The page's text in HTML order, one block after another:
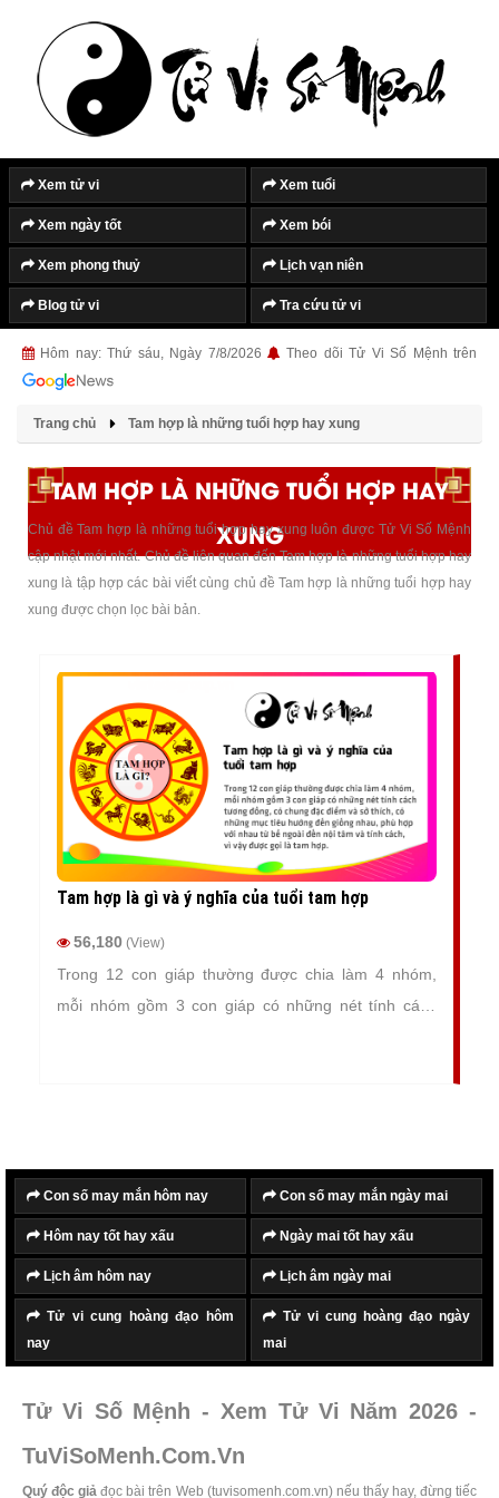
Xem tử vi Xem tuổi
Xem ngày tốt Xem bói
Xem phong thuỷ Lịch vạn niên
Blog tử vi Tra cứu tử vi
Hôm nay: Thứ sáu, Ngày 7/8/2026 Theo dõi Tử Vi Số Mệnh trên
Trang chủ Tam hợp là những tuổi hợp hay xung
TAM HỢP LÀ NHỮNG TUỔI HỢP HAY
XUNG
Chủ đề Tam hợp là những tuổi hợp hay xung luôn được Tử Vi Số Mệnh
cập nhật mới nhất. Chủ đề liên quan đến Tam hợp là những tuổi hợp hay
xung là tập hợp các bài viết cùng chủ đề Tam hợp là những tuổi hợp hay
xung được chọn lọc bài bản.
Tam hợp là gì và ý nghĩa của tuổi tam hợp
56,180 (View)
Trong 12 con giáp thường được chia làm 4 nhóm,
mỗi nhóm gồm 3 con giáp có những nét tính cách
Con số may mắn hôm nay Con số may mắn ngày mai
Hôm nay tốt hay xấu Ngày mai tốt hay xấu
Lịch âm hôm nay Lịch âm ngày mai
Tử vi cung hoàng đạo hôm
nay
Tử vi cung hoàng đạo ngày
mai
Tử Vi Số Mệnh - Xem Tử Vi Năm 2026 -
TuViSoMenh.Com.Vn
Quý độc giả đọc bài trên Web (tuvisomenh.com.vn) nếu thấy hay, đừng tiếc